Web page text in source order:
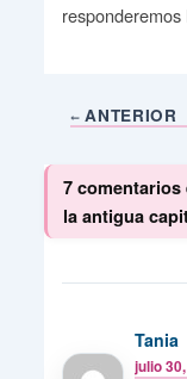
ANTERIOR
7 comentarios
la antigua
Tania
julio